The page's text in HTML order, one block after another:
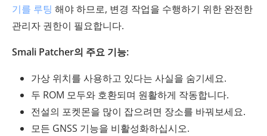
기를 루팅 해야 하므로, 변경 작업을 수행하기 위한 완전한
관리자 권한이 필요합니다.
Smali Patcher의 주요 기능:
가상 위치를 사용하고 있다는 사실을 숨기세요.
두 ROM 모두와 호환되며 원활하게 작동합니다.
전설의 포켓몬을 많이 잡으려면 장소를 바꿔보세요.
모든 GNSS 기능을 비활성화하십시오.